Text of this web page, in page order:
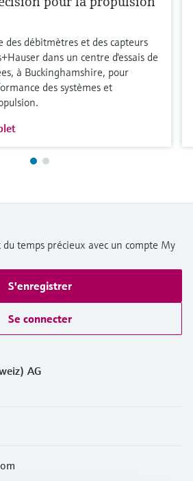
des débitmètres et des capteurs
dans un centre d'essais de
à Buckinghamshire, pour
des systèmes et
temps précieux avec un compte My
S'enregistrer
Se connecter
AG